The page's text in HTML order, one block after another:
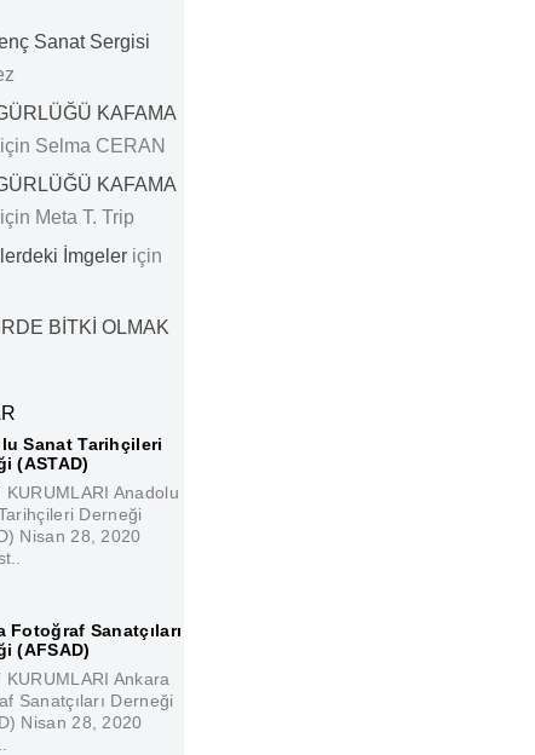
Sanat Sergisi
KAFAMA
için Selma CERAN
KAFAMA
için Meta T. Trip
İmgeler için
BİTKİ OLMAK
Sanat Tarihçileri
(ASTAD)
KURUMLARI Anadolu
Derneği
Nisan 28, 2020
Fotoğraf Sanatçıları
(AFSAD)
KURUMLARI Ankara
Sanatçıları Derneği
Nisan 28, 2020